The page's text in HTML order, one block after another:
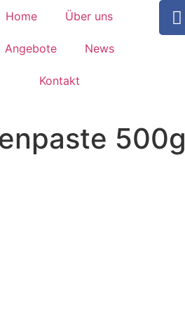
Home Über uns
Angebote News
Kontakt
500g